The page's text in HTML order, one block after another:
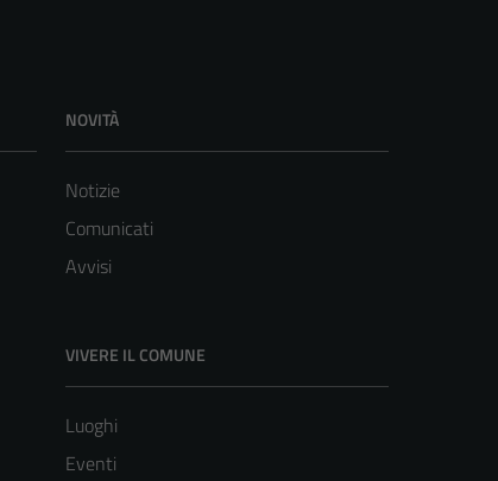
NOVITÀ
Notizie
Comunicati
Avvisi
VIVERE IL COMUNE
Luoghi
Eventi